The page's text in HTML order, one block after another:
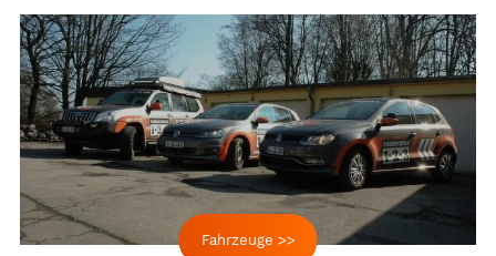
Fahrzeuge >>